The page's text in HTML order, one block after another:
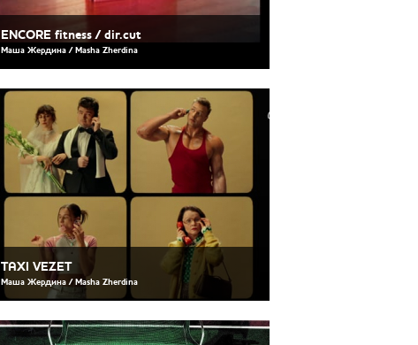
ENCORE fitness / dir.cut
Маша Жердина / Masha Zherdina
TAXI VEZET
Маша Жердина / Masha Zherdina